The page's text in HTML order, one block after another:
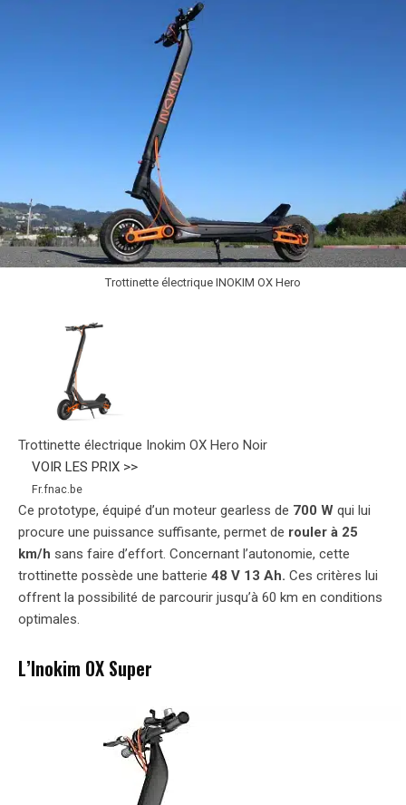
Trottinette électrique INOKIM OX Hero
Trottinette électrique Inokim OX Hero Noir
VOIR LES PRIX >>
Fr.fnac.be
Ce prototype, équipé d’un moteur gearless de 700 W qui lui
procure une puissance suffisante, permet de rouler à 25
km/h sans faire d’effort. Concernant l’autonomie, cette
trottinette possède une batterie 48 V 13 Ah. Ces critères lui
offrent la possibilité de parcourir jusqu’à 60 km en conditions
optimales.
L’Inokim OX Super